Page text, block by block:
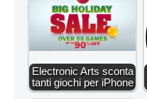
Electronic Arts sconta
tanti giochi per iPhone